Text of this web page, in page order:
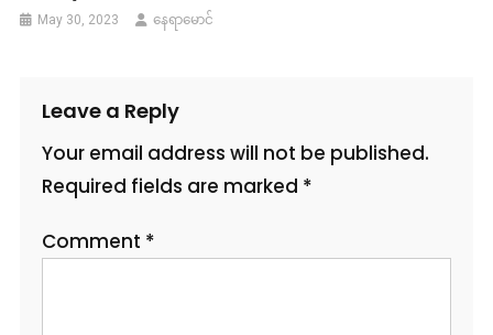
May 30, 2023 နေရာမောင်
Leave a Reply
Your email address will not be published.
Required fields are marked *
Comment *